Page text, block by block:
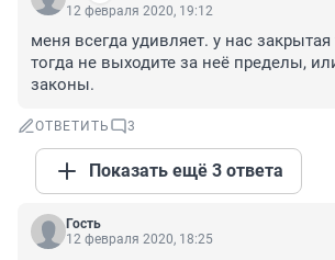
12 февраля 2020, 19:12
меня всегда удивляет. у нас закрытая
тогда не выходите за неё пределы,
законы.
ОТВЕТИТЬ 3
Показать ещё 3 ответа
Гость
12 февраля 2020, 18:25